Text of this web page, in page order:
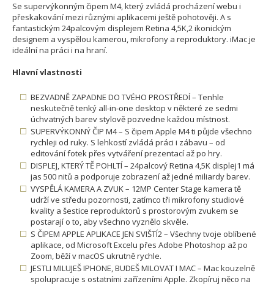
Se supervýkonným čipem M4, který zvládá procházení webu i
přeskakování mezi různými aplikacemi ještě pohotověji. A s
fantastickým 24palcovým displejem Retina 4,5K,2 ikonickým
designem a vyspělou kamerou, mikrofony a reproduktory. iMac je
ideální na práci i na hraní.
Hlavní vlastnosti
BEZVADNĚ ZAPADNE DO TVÉHO PROSTŘEDÍ – Tenhle
neskutečně tenký all-in-one desktop v některé ze sedmi
úchvatných barev stylově pozvedne každou místnost.
SUPERVÝKONNÝ ČIP M4 – S čipem Apple M4 ti půjde všechno
rychleji od ruky. S lehkostí zvládá práci i zábavu – od
editování fotek přes vytváření prezentací až po hry.
DISPLEJ, KTERÝ TĚ POHLTÍ – 24palcový Retina 4,5K displej1 má
jas 500 nitů a podporuje zobrazení až jedné miliardy barev.
VYSPĚLÁ KAMERA A ZVUK – 12MP Center Stage kamera tě
udrží ve středu pozornosti, zatímco tři mikrofony studiové
kvality a šestice reproduktorů s prostorovým zvukem se
postarají o to, aby všechno vyznělo skvěle.
S ČIPEM APPLE APLIKACE JEN SVIŠTÍ2 – Všechny tvoje oblíbené
aplikace, od Microsoft Excelu přes Adobe Photoshop až po
Zoom, běží v macOS ukrutně rychle.
JESTLI MILUJEŠ IPHONE, BUDEŠ MILOVAT I MAC – Mac kouzelně
spolupracuje s ostatními zařízeními Apple. Zkopíruj něco na